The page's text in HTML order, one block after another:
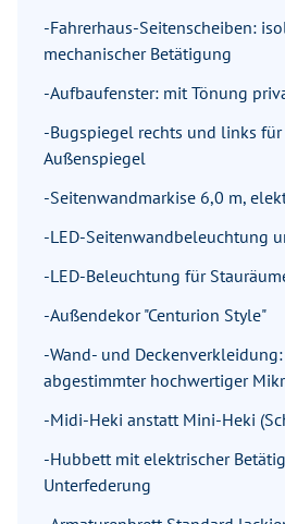
-Fahrerhaus-Seitenscheiben:
mechanischer Betätigung
-Aufbaufenster: mit Tönung
-Bugspiegel rechts und links für
Außenspiegel
-Seitenwandmarkise 6,0 m,
-LED-Seitenwandbeleuchtung
-LED-Beleuchtung für
-Außendekor "Centurion Style"
-Wand- und
abgestimmter hochwertiger
-Midi-Heki anstatt Mini-Heki
-Hubbett mit elektrischer
Unterfederung